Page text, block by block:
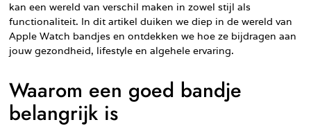
kan een wereld van verschil maken in zowel stijl als
functionaliteit. In dit artikel duiken we diep in de wereld van
Apple Watch bandjes en ontdekken we hoe ze bijdragen aan
jouw gezondheid, lifestyle en algehele ervaring.
Waarom een goed bandje
belangrijk is